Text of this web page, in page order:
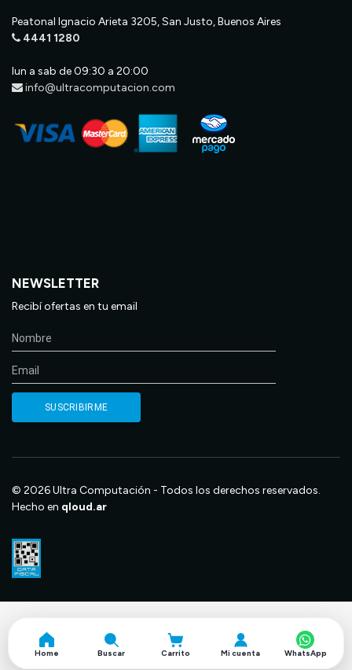
Peatonal Ignacio Arieta 3205, San Justo, Buenos Aires
4441 1280
lun a sab de 09:30 a 20:00
info@ultracomputacion.com
NEWSLETTER
Recibí ofertas en tu email
© 2026 Ultra Computación - Todos los derechos reservados.
Hecho en qloud.ar
Home Buscar Carrito Mi cuenta